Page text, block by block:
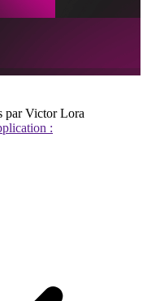
par Victor Lora
: